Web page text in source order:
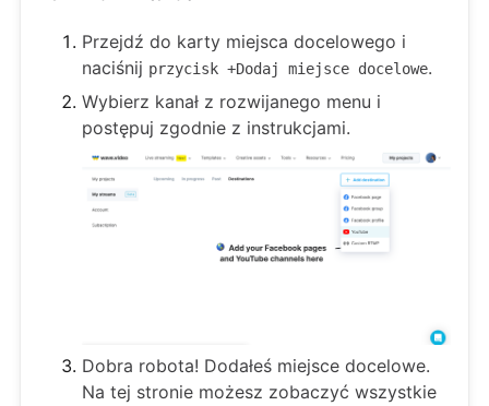
Przejdź do karty miejsca docelowego i
naciśnij przycisk +Dodaj miejsce docelowe.
Wybierz kanał z rozwijanego menu i
postępuj zgodnie z instrukcjami.
Dobra robota! Dodałeś miejsce docelowe.
Na tej stronie możesz zobaczyć wszystkie